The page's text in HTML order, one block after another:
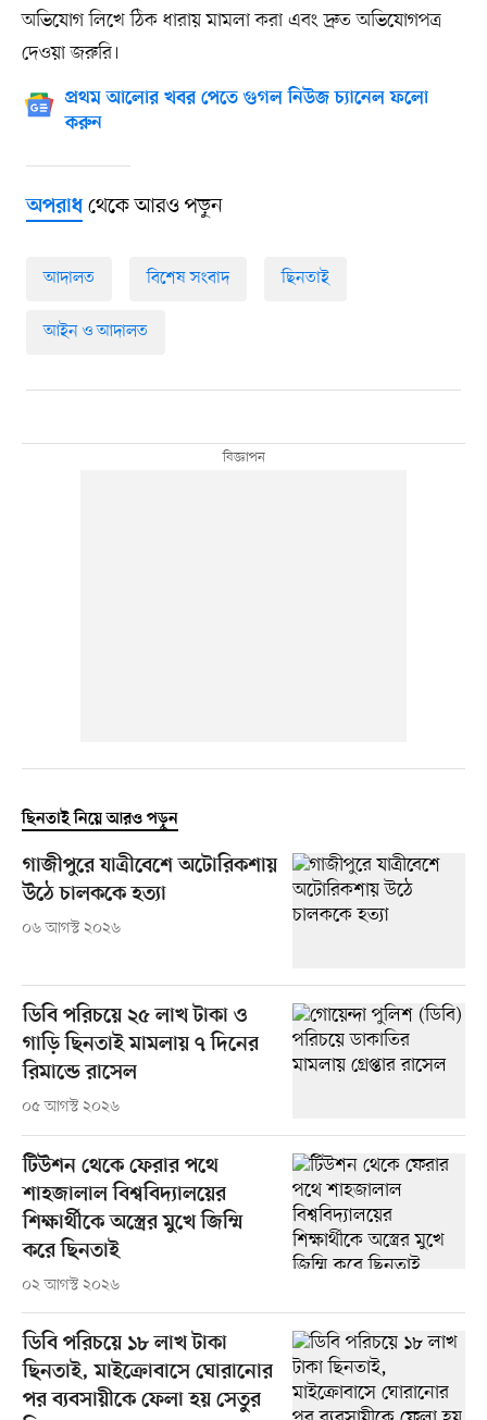
অভিযোগ লিখে ঠিক ধারায় মামলা করা এবং দ্রুত অভিযোগপত্র
দেওয়া জরুরি।
প্রথম আলোর খবর পেতে গুগল নিউজ চ্যানেল ফলো
করুন
অপরাধথেকে আরও পড়ুন
আদালত বিশেষ সংবাদ ছিনতাই
আইন ও আদালত
ছিনতাই নিয়ে আরও পড়ুন
গাজীপুরে যাত্রীবেশে অটোরিকশায়
উঠে চালককে হত্যা
০৬ আগস্ট ২০২৬
ডিবি পরিচয়ে ২৫ লাখ টাকা ও
গাড়ি ছিনতাই মামলায় ৭ দিনের
রিমান্ডে রাসেল
০৫ আগস্ট ২০২৬
টিউশন থেকে ফেরার পথে
শাহজালাল বিশ্ববিদ্যালয়ের
শিক্ষার্থীকে অস্ত্রের মুখে জিম্মি
করে ছিনতাই
০২ আগস্ট ২০২৬
ডিবি পরিচয়ে ১৮ লাখ টাকা
ছিনতাই, মাইক্রোবাসে ঘোরানোর
পর ব্যবসায়ীকে ফেলা হয় সেতুর